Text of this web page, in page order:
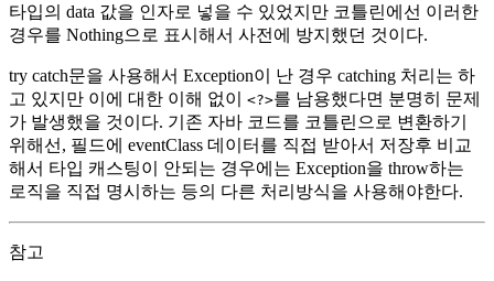
타입의 data 값을 인자로 넣을 수 있었지만 코틀린에선 이러한
경우를 Nothing으로 표시해서 사전에 방지했던 것이다.
try catch문을 사용해서 Exception이 난 경우 catching 처리는 하
고 있지만 이에 대한 이해 없이 <?>를 남용했다면 분명히 문제
가 발생했을 것이다. 기존 자바 코드를 코틀린으로 변환하기
위해선, 필드에 eventClass 데이터를 직접 받아서 저장후 비교
해서 타입 캐스팅이 안되는 경우에는 Exception을 throw하는
로직을 직접 명시하는 등의 다른 처리방식을 사용해야한다.
참고